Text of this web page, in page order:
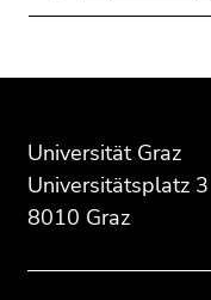
Seitenbereichs:
Zusatzinformationen:
Universität Graz
Universitätsplatz 3
8010 Graz
Seitenbereichs.
Übersicht
Seitenbereichs.
Übersicht